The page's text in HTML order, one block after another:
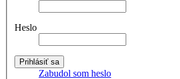
Heslo
Zabudol som heslo